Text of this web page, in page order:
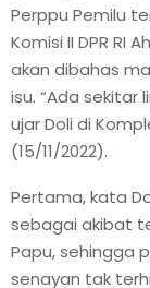
Perppu Pemilu
Komisi II DPR RI
akan dibahas
isu. “Ada sekitar
ujar Doli di
(15/11/2022).
Pertama, kata
sebagai akibat
Papu, sehingga
senayan tak